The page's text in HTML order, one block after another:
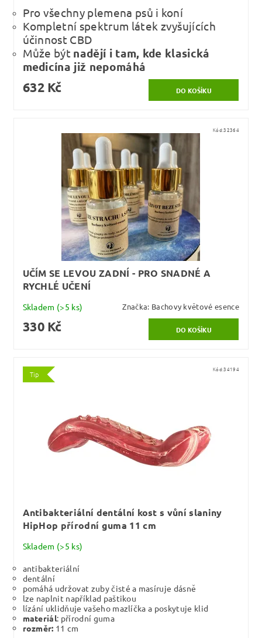
Pro všechny plemena psů i koní
Kompletní spektrum látek zvyšujících
účinnost CBD
Může být nadějí i tam, kde klasická
medicína již nepomáhá
632 Kč
Kód:32364
UČÍM SE LEVOU ZADNÍ - PRO SNADNÉ A
RYCHLÉ UČENÍ
Skladem (>5 ks) Značka: Bachovy květové esence
330 Kč
Tip
Kód:34194
Antibakteriální dentální kost s vůní slaniny
HipHop přírodní guma 11 cm
Skladem (>5 ks)
antibakteriální
dentální
pomáhá udržovat zuby čisté a masíruje dásně
lze naplnit například paštikou
lízání uklidňuje vašeho mazlíčka a poskytuje klid
materiál: přírodní guma
rozměr: 11 cm